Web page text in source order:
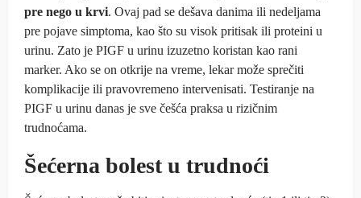
pre nego u krvi. Ovaj pad se dešava danima ili nedeljama
pre pojave simptoma, kao što su visok pritisak ili proteini u
urinu. Zato je PIGF u urinu izuzetno koristan kao rani
marker. Ako se on otkrije na vreme, lekar može sprečiti
komplikacije ili pravovremeno intervenisati. Testiranje na
PIGF u urinu danas je sve češća praksa u rizičnim
trudnoćama.
Šećerna bolest u trudnoći